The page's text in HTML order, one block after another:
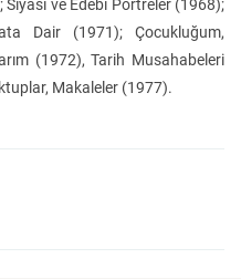
ve Edebi Portreler (1968);
Dair (1971); Çocukluğum,
(1972), Tarih Musahabeleri
Makaleler (1977).